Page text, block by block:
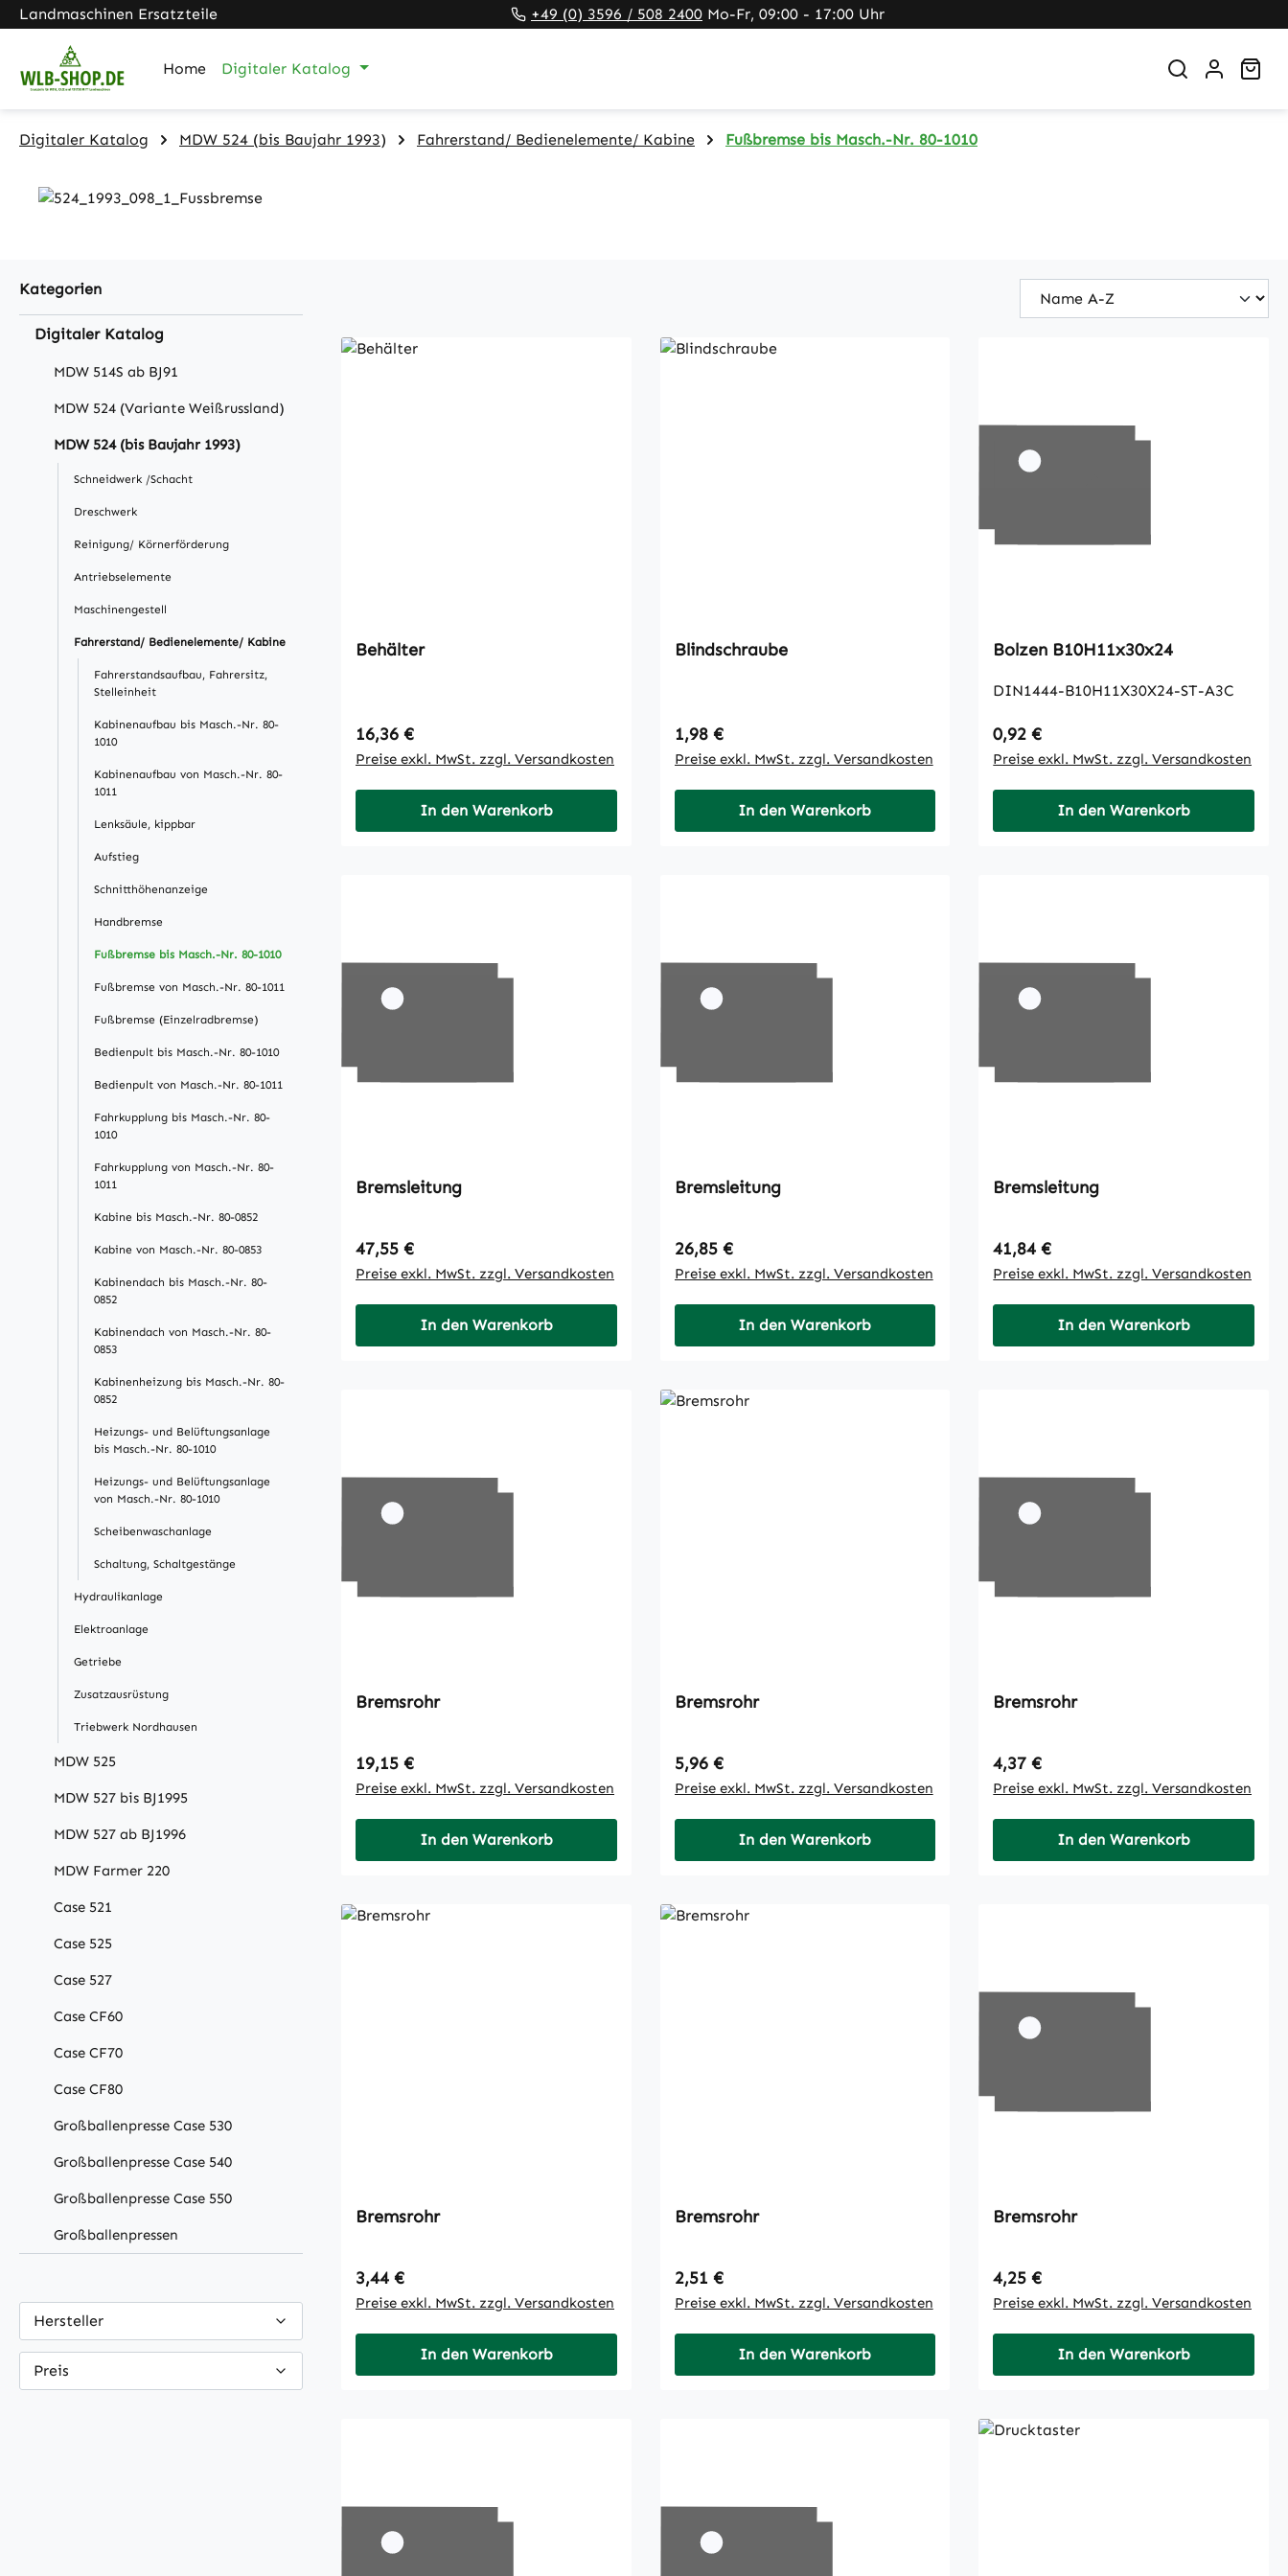
Hauptinhalt springen
Zur Suche springen
Zur Hauptnavigation springen
Landmaschinen Ersatzteile +49 (0) 3596 / 508 2400 Mo-Fr, 09:00 - 17:00 Uhr
Home Digitaler Katalog
Digitaler Katalog MDW 524 (bis Baujahr 1993) Fahrerstand/ Bedienelemente/ Kabine Fußbremse bis Masch.-Nr. 80-1010
Kategorien
Digitaler Katalog
MDW 514S ab BJ91
MDW 524 (Variante Weißrussland)
MDW 524 (bis Baujahr 1993)
Schneidwerk /Schacht
Dreschwerk
Reinigung/ Körnerförderung
Antriebselemente
Maschinengestell
Fahrerstand/ Bedienelemente/ Kabine
Fahrerstandsaufbau, Fahrersitz,
Stelleinheit
Kabinenaufbau bis Masch.-Nr. 80-
1010
Kabinenaufbau von Masch.-Nr. 80-
1011
Lenksäule, kippbar
Aufstieg
Schnitthöhenanzeige
Handbremse
Fußbremse bis Masch.-Nr. 80-1010
Fußbremse von Masch.-Nr. 80-1011
Fußbremse (Einzelradbremse)
Bedienpult bis Masch.-Nr. 80-1010
Bedienpult von Masch.-Nr. 80-1011
Fahrkupplung bis Masch.-Nr. 80-
1010
Fahrkupplung von Masch.-Nr. 80-
1011
Kabine bis Masch.-Nr. 80-0852
Kabine von Masch.-Nr. 80-0853
Kabinendach bis Masch.-Nr. 80-
0852
Kabinendach von Masch.-Nr. 80-
0853
Kabinenheizung bis Masch.-Nr. 80-
0852
Heizungs- und Belüftungsanlage
bis Masch.-Nr. 80-1010
Heizungs- und Belüftungsanlage
von Masch.-Nr. 80-1010
Scheibenwaschanlage
Schaltung, Schaltgestänge
Hydraulikanlage
Elektroanlage
Getriebe
Zusatzausrüstung
Triebwerk Nordhausen
MDW 525
MDW 527 bis BJ1995
MDW 527 ab BJ1996
MDW Farmer 220
Case 521
Case 525
Case 527
Case CF60
Case CF70
Case CF80
Großballenpresse Case 530
Großballenpresse Case 540
Großballenpresse Case 550
Großballenpressen
Hersteller
Preis
Behälter
Regulärer Preis:
16,36 €
Preise exkl. MwSt. zzgl. Versandkosten
In den Warenkorb
Blindschraube
Regulärer Preis:
1,98 €
Preise exkl. MwSt. zzgl. Versandkosten
In den Warenkorb
Bolzen B10H11x30x24
DIN1444-B10H11X30X24-ST-A3C
Regulärer Preis:
0,92 €
Preise exkl. MwSt. zzgl. Versandkosten
In den Warenkorb
Bremsleitung
Regulärer Preis:
47,55 €
Preise exkl. MwSt. zzgl. Versandkosten
In den Warenkorb
Bremsleitung
Regulärer Preis:
26,85 €
Preise exkl. MwSt. zzgl. Versandkosten
In den Warenkorb
Bremsleitung
Regulärer Preis:
41,84 €
Preise exkl. MwSt. zzgl. Versandkosten
In den Warenkorb
Bremsrohr
Regulärer Preis:
19,15 €
Preise exkl. MwSt. zzgl. Versandkosten
In den Warenkorb
Bremsrohr
Regulärer Preis:
5,96 €
Preise exkl. MwSt. zzgl. Versandkosten
In den Warenkorb
Bremsrohr
Regulärer Preis:
4,37 €
Preise exkl. MwSt. zzgl. Versandkosten
In den Warenkorb
Bremsrohr
Regulärer Preis:
3,44 €
Preise exkl. MwSt. zzgl. Versandkosten
In den Warenkorb
Bremsrohr
Regulärer Preis:
2,51 €
Preise exkl. MwSt. zzgl. Versandkosten
In den Warenkorb
Bremsrohr
Regulärer Preis:
4,25 €
Preise exkl. MwSt. zzgl. Versandkosten
In den Warenkorb